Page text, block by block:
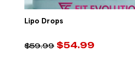
AÑADIR AL CARRITO
Lipo Drops
$59.99 $54.99